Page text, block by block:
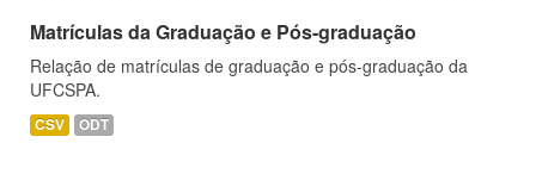
Matrículas da Graduação e Pós-graduação
Relação de matrículas de graduação e pós-graduação da
UFCSPA.
CSV ODT